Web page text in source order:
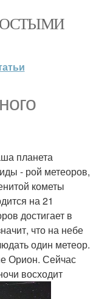
планета
- рой метеоров,
кометы
на 21
достигает в
что на небе
один метеор.
Орион. Сейчас
восходит